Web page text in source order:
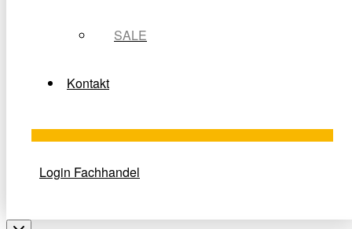
SALE
Kontakt
Login Fachhandel